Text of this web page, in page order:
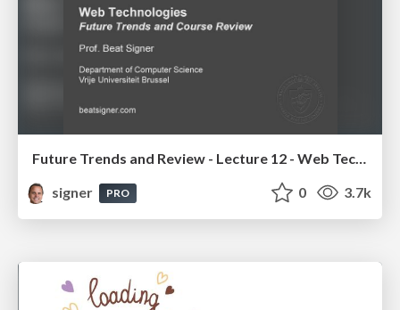
Future Trends and Review - Lecture 12 - Web Technologies (1019888BNR)
signer
PRO 0 3.7k